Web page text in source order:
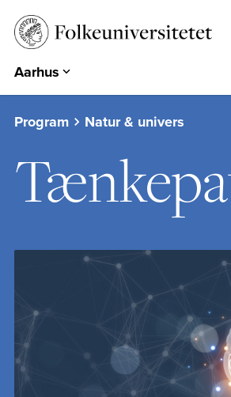
Aarhus
Aarhus
Emdrup
Hearts & Minds
Århundredets Festival
EUROPA 360°
Program Natur & univers